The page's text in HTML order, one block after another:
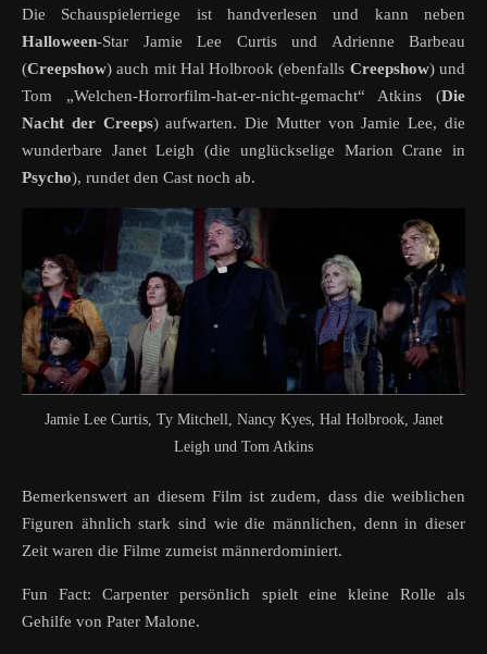
Die Schauspielerriege ist handverlesen und kann neben
Halloween-Star Jamie Lee Curtis und Adrienne Barbeau
(Creepshow) auch mit Hal Holbrook (ebenfalls Creepshow) und
Tom „Welchen-Horrorfilm-hat-er-nicht-gemacht“ Atkins (Die
Nacht der Creeps) aufwarten. Die Mutter von Jamie Lee, die
wunderbare Janet Leigh (die unglückselige Marion Crane in
Psycho), rundet den Cast noch ab.
Jamie Lee Curtis, Ty Mitchell, Nancy Kyes, Hal Holbrook, Janet
Leigh und Tom Atkins
Bemerkenswert an diesem Film ist zudem, dass die weiblichen
Figuren ähnlich stark sind wie die männlichen, denn in dieser
Zeit waren die Filme zumeist männerdominiert.
Fun Fact: Carpenter persönlich spielt eine kleine Rolle als
Gehilfe von Pater Malone.